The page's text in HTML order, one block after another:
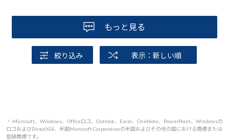
もっと見る
絞り込み 表示：新しい順
・ Microsoft、Windows、Officeロゴ、Outlook、Excel、OneNote、PowerPoint、Windowsの
ロゴおよびDirectXは、米国Microsoft Corporationの米国およびその他の国における商標または
登録商標です。